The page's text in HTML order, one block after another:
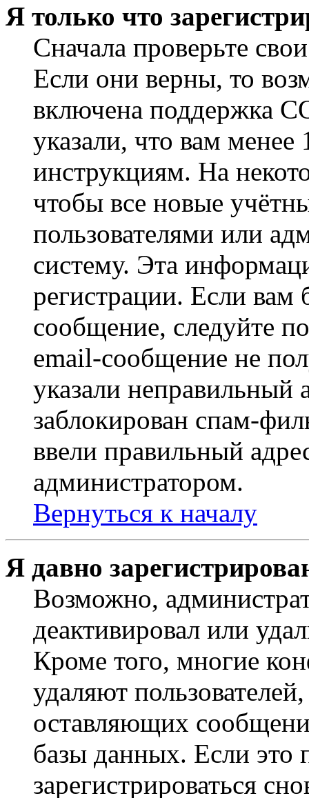
Я только что
Сначала проверьте
Если они верны, то
включена поддержка
указали, что вам
инструкциям. На
чтобы все новые
пользователями или
систему. Эта
регистрации. Если
сообщение, следуйте
email-сообщение не
указали неправильный
заблокирован спам-
ввели правильный
администратором.
Вернуться к началу
Я давно
Возможно,
деактивировал или
Кроме того, многие
удаляют
оставляющих
базы данных. Если это
зарегистрироваться